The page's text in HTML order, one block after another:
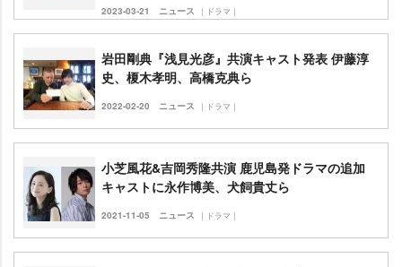
2023-03-21 ニュース ｜ドラマ｜
田剛典『浅見光彦』共演キャスト発表 伊藤淳
史、榎木孝明、高橋克典ら
2022-02-20 ニュース ｜ドラマ｜
小芝風花&吉岡秀隆共演 鹿児島発ドラマの追加
キャストに永作博美、犬飼貴丈ら
2021-11-05 ニュース ｜ドラマ｜